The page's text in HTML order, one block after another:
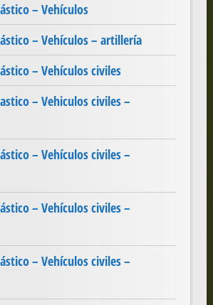
– Vehículos
– Vehículos – artillería
– Vehículos civiles
– Vehiculos civiles –
– Vehículos civiles –
– Vehículos civiles –
– Vehículos civiles –